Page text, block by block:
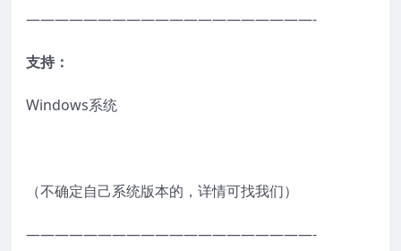
————————————————————-
支持：
Windows系统
（不确定自己系统版本的，详情可找我们）
————————————————————-